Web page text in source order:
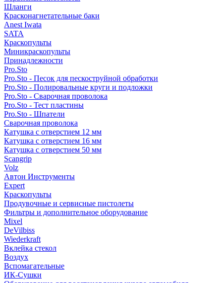
Шланги
Красконагнетательные баки
Anest Iwata
SATA
Краскопульты
Миникраскопульты
Принадлежности
Pro.Sto
Pro.Sto - Песок для пескоструйной обработки
Pro.Sto - Полировальные круги и подложки
Pro.Sto - Сварочная проволока
Pro.Sto - Тест пластины
Pro.Sto - Шпатели
Сварочная проволока
Катушка с отверстием 12 мм
Катушка с отверстием 16 мм
Катушка с отверстием 50 мм
Scangrip
Volz
Автон Инструменты
Expert
Краскопульты
Продувочные и сервисные пистолеты
Фильтры и дополнительное оборудование
Mixel
DeVilbiss
Wiederkraft
Вклейка стекол
Воздух
Вспомагательные
ИК-Сушки